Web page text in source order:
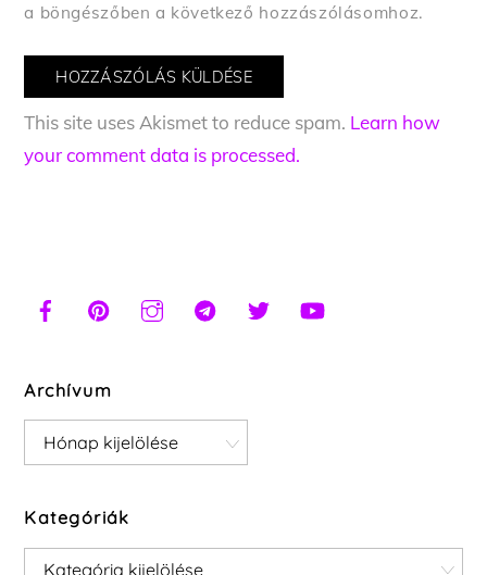
a böngészőben a következő hozzászólásomhoz.
This site uses Akismet to reduce spam. Learn how
your comment data is processed.
Archívum
Archívum
Kategóriák
Kategóriák